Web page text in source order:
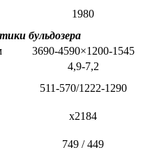
1980
бульдозера
3690-4590×1200-1545
4,9-7,2
511-570/1222-1290
x2184
749 / 449